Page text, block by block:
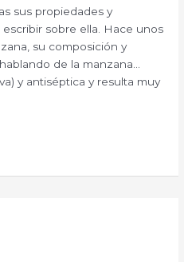
sus propiedades y
sobre ella. Hace unos
su composición y
de la manzana…
y antiséptica y resulta muy